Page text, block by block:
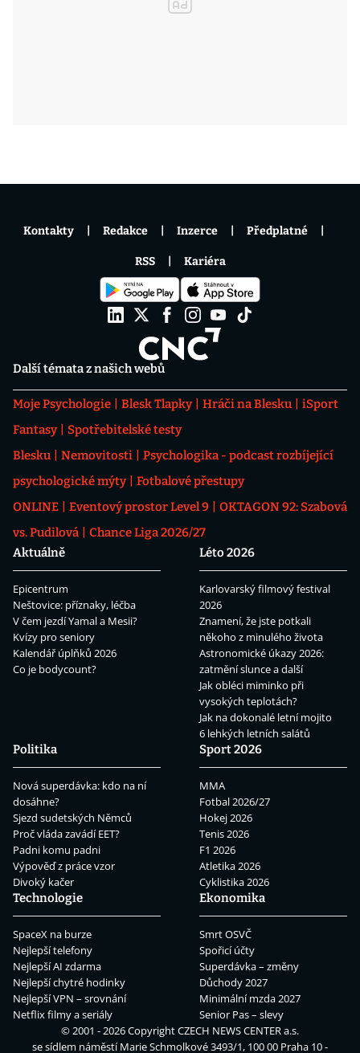
Další témata z našich webů
Moje Psychologie Blesk Tlapky Hráči na Blesku
iSport
Fantasy
Spotřebitelské testy
Blesku
Nemovitosti
Psychologika - podcast rozbíjející
psychologické mýty
Fotbalové přestupy
ONLINE
Eventový prostor Level 9
OKTAGON 92: Szabová
vs. Pudilová
Chance Liga 2026/27
Aktuálně
Epicentrum
Neštovice: příznaky, léčba
V čem jezdí Yamal a Mesii?
Kvízy pro seniory
Kalendář úplňků 2026
Co je bodycount?
Léto 2026
Karlovarský filmový festival
2026
Znamení, že jste potkali
někoho z minulého života
Astronomické úkazy 2026:
zatmění slunce a další
Jak obléci miminko při
vysokých teplotách?
Jak na dokonalé letní mojito
6 lehkých letních salátů
Politika
Nová superdávka: kdo na ní
dosáhne?
Sjezd sudetských Němců
Proč vláda zavádí EET?
Padni komu padni
Výpověď z práce vzor
Divoký kačer
Sport 2026
MMA
Fotbal 2026/27
Hokej 2026
Tenis 2026
F1 2026
Atletika 2026
Cyklistika 2026
Technologie
SpaceX na burze
Nejlepší telefony
Nejlepší AI zdarma
Nejlepší chytré hodinky
Nejlepší VPN – srovnání
Netflix filmy a seriály
Ekonomika
Smrt OSVČ
Spořicí účty
Superdávka – změny
Důchody 2027
Minimální mzda 2027
Senior Pas – slevy
Kontakty Redakce Inzerce Předplatné
RSS Kariéra
© 2001 - 2026 CopyrightCZECH NEWS CENTER a.s.
se sídlem náměstí Marie Schmolkové 3493/1, 100 00 Praha 10 -